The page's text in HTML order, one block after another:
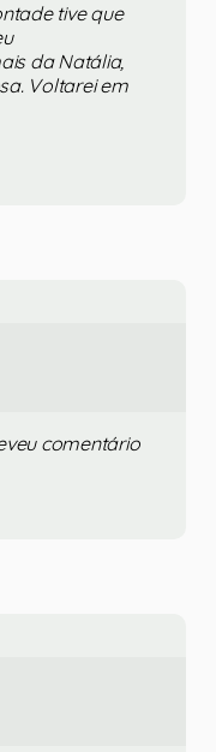
tive que
da Natália,
Voltarei em
comentário